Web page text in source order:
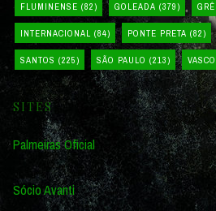
FLUMINENSE (82) GOLEADA (379)
INTERNACIONAL (84) PONTE PRETA (82)
SANTOS (225) SÃO PAULO (213) VASCO
SITES
Palmeiras Oficial
Sócio Avanti